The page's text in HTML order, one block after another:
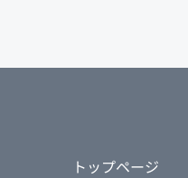
想定通
トップページ